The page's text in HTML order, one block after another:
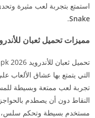
استمتع بتجربة لعب مثيرة
Snake
.
مميزات تحميل ثعبان للأندرويد 2026 برابط
تجربة لعب ممتعة وبسيطة
النقاط دون أن يصطدم
مستخدم بسيطة وتحكم سلس،